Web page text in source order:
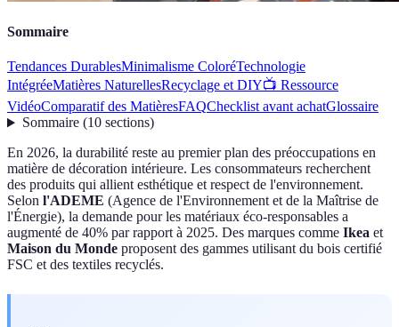
Sommaire
Tendances DurablesMinimalisme ColoréTechnologie
IntégréeMatières NaturellesRecyclage et DIY📺 Ressource
VidéoComparatif des MatièresFAQChecklist avant achatGlossaire
Sommaire(10 sections)
En 2026, la durabilité reste au premier plan des préoccupations en
matière de décoration intérieure. Les consommateurs recherchent
des produits qui allient esthétique et respect de l'environnement.
Selon l'ADEME (Agence de l'Environnement et de la Maîtrise de
l'Énergie), la demande pour les matériaux éco-responsables a
augmenté de 40% par rapport à 2025. Des marques comme Ikea et
Maison du Monde proposent des gammes utilisant du bois certifié
FSC et des textiles recyclés.